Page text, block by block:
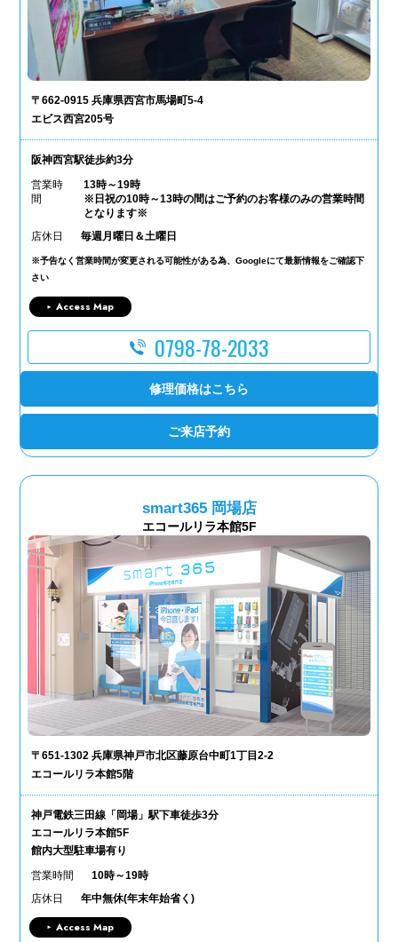
〒662-0915 兵庫県西宮市馬場町5-4
エビス西宮205号
阪神西宮駅徒歩約3分
営業時
間
13時～19時
※日祝の10時～13時の間はご予約のお客様のみの営業時間
となります※
店休日
毎週月曜日＆土曜日
※予告なく営業時間が変更される可能性がある為、Googleにて最新情報をご確認下
さい
Access Map
0798-78-2033
修理価格はこちら
ご来店予約
smart365 岡場店
エコールリラ本館5F
〒651-1302 兵庫県神戸市北区藤原台中町1丁目2-2
エコールリラ本館5階
神戸電鉄三田線「岡場」駅下車徒歩3分
エコールリラ本館5F
館内大型駐車場有り
営業時間
10時～19時
店休日
年中無休(年末年始省く)
Access Map